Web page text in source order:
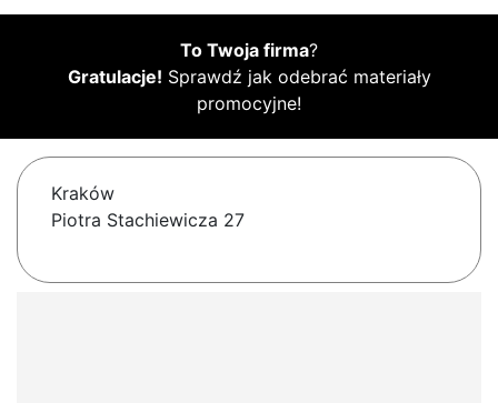
To Twoja firma?
Gratulacje! Sprawdź jak odebrać materiały
promocyjne!
Kraków
Piotra Stachiewicza 27